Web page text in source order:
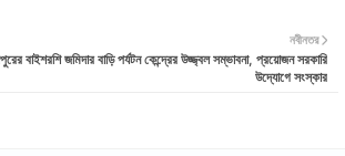
নবীনতর
বাইশরশি জমিদার বাড়ি পর্যটন কেন্দ্রের উজ্জ্বল সম্ভাবনা, প্রয়োজন সরকারি
উদ্যোগে সংস্কার